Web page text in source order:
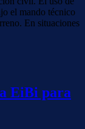
el mando técnico
En situaciones
EiBi para